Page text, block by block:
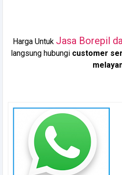
Harga Untuk Jasa Borepil
langsung hubungi customer